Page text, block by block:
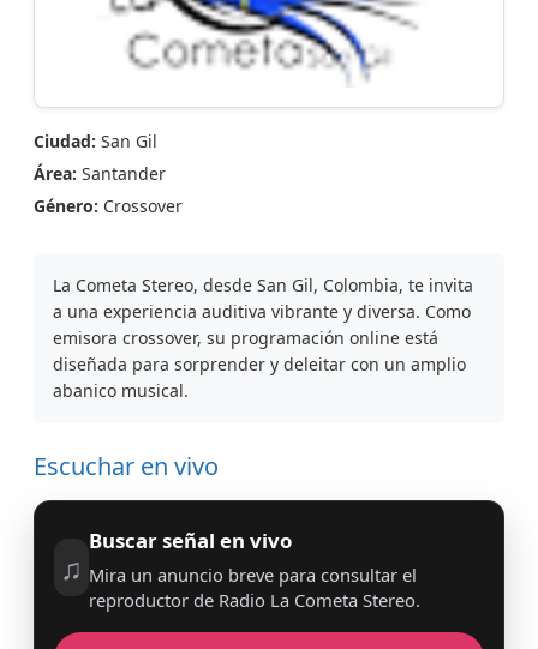
Ciudad: San Gil
Área: Santander
Género: Crossover
La Cometa Stereo, desde San Gil, Colombia, te invita
a una experiencia auditiva vibrante y diversa. Como
emisora crossover, su programación online está
diseñada para sorprender y deleitar con un amplio
abanico musical.
Escuchar en vivo
♫
Buscar señal en vivo
Mira un anuncio breve para consultar el
reproductor de Radio La Cometa Stereo.